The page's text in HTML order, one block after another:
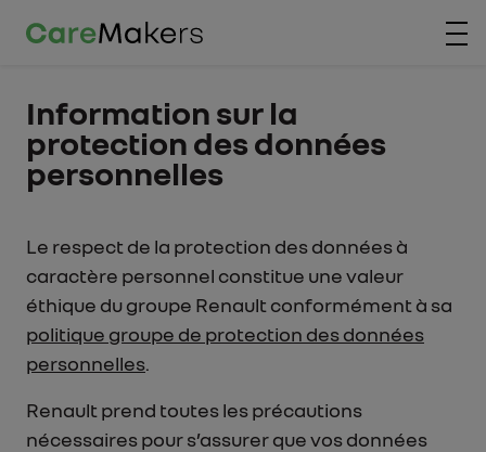
Information sur la
protection des données
personnelles
Le respect de la protection des données à
caractère personnel constitue une valeur
éthique du groupe Renault conformément à sa
politique groupe de protection des données
personnelles.
Renault prend toutes les précautions
nécessaires pour s’assurer que vos données